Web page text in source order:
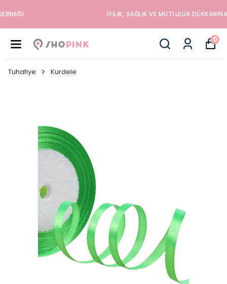
İYILIK, SAĞLIK VE MUTLULUK DÜKKANINA HOŞGELDINIZ
0
Tuhafiye Kurdele